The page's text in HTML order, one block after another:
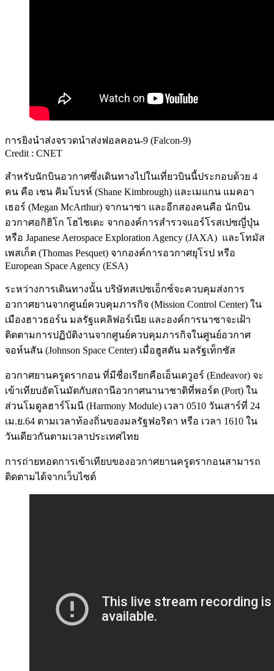
การยิงนำส่งจรวดนำส่งฟอลคอน-9 (Falcon-9)
Credit : CNET
สำหรับนักบินอวกาศซึ่งเดินทางไปในเที่ยวบินนี้ประกอบด้วย 4
คน คือ เชน คิมโบรห์ (Shane Kimbrough) และเมแกน แมคอา
เธอร์ (Megan McArthur) จากนาซา และอีกสองคนคือ นักบิน
อวกาศอกิฮิโก โฮไชเดะ จากองค์การสำรวจแอร์โรสเปซญี่ปุ่น
หรือ Japanese Aerospace Exploration Agency (JAXA) และโทมัส
เพสเก็ต (Thomas Pesquet) จากองค์การอวกาศยุโรป หรือ
European Space Agency (ESA)
ระหว่างการเดินทางนั้น บริษัทสเปซเอ็กซ์จะควบคุมส่งการ
อวกาศยานจากศูนย์ควบคุมภารกิจ (Mission Control Center) ใน
เมืองฮาวธอร์น มลรัฐแคลิฟอร์เนีย และองค์การนาซาจะเฝ้า
ติดตามการปฏิบัติงานจากศูนย์ควบคุมภารกิจในศูนย์อวกาศ
จอห์นสัน (Johnson Space Center) เมื่อฮูสตัน มลรัฐเท็กซัส
อวกาศยานครูดรากอน ที่มีชื่อเรียกคือเอ็นเดวูอร์ (Endeavor) จะ
เข้าเทียบอัตโนมัตกับสถานีอวกาศนานาชาติที่พอร์ต (Port) ใน
ส่วนโมดูลฮาร์โมนี (Harmony Module) เวลา 0510 วันเสาร์ที่ 24
เม.ย.64 ตามเวลาท้องถิ่นของมลรัฐฟอริดา หรือ เวลา 1610 ใน
วันเดียวกันตามเวลาประเทศไทย
การถ่ายทอดการเข้าเทียบของอวกาศยานครูดรากอนสามารถ
ติดตามได้จากเว็บไซต์